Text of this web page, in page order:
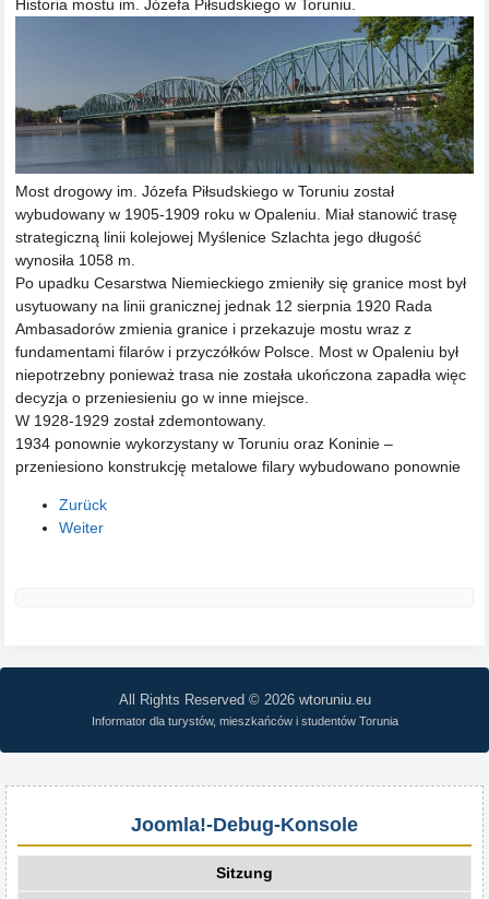
Historia mostu im. Józefa Piłsudskiego w Toruniu.
Most drogowy im. Józefa Piłsudskiego w Toruniu został
wybudowany w 1905-1909 roku w Opaleniu. Miał stanowić trasę
strategiczną linii kolejowej Myślenice Szlachta jego długość
wynosiła 1058 m.
Po upadku Cesarstwa Niemieckiego zmieniły się granice most był
usytuowany na linii granicznej jednak 12 sierpnia 1920 Rada
Ambasadorów zmienia granice i przekazuje mostu wraz z
fundamentami filarów i przyczółków Polsce. Most w Opaleniu był
niepotrzebny ponieważ trasa nie została ukończona zapadła więc
decyzja o przeniesieniu go w inne miejsce.
W 1928-1929 został zdemontowany.
1934 ponownie wykorzystany w Toruniu oraz Koninie –
przeniesiono konstrukcję metalowe filary wybudowano ponownie
Zurück
Weiter
All Rights Reserved © 2026 wtoruniu.eu
Informator dla turystów, mieszkańców i studentów Torunia
Joomla!-Debug-Konsole
Sitzung